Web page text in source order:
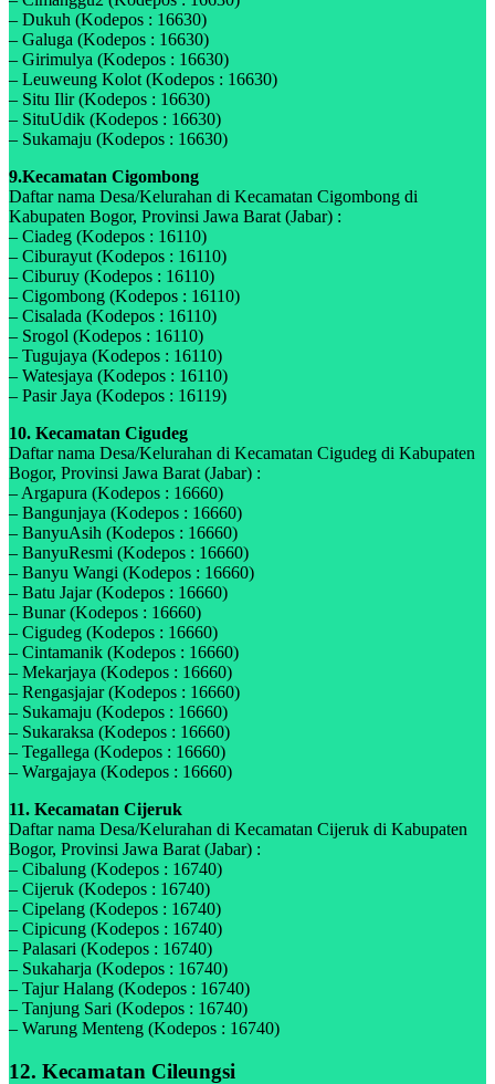
– Dukuh (Kodepos : 16630)
– Galuga (Kodepos : 16630)
– Girimulya (Kodepos : 16630)
– Leuweung Kolot (Kodepos : 16630)
– Situ Ilir (Kodepos : 16630)
– SituUdik (Kodepos : 16630)
– Sukamaju (Kodepos : 16630)
9.Kecamatan Cigombong
Daftar nama Desa/Kelurahan di Kecamatan Cigombong di
Kabupaten Bogor, Provinsi Jawa Barat (Jabar) :
– Ciadeg (Kodepos : 16110)
– Ciburayut (Kodepos : 16110)
– Ciburuy (Kodepos : 16110)
– Cigombong (Kodepos : 16110)
– Cisalada (Kodepos : 16110)
– Srogol (Kodepos : 16110)
– Tugujaya (Kodepos : 16110)
– Watesjaya (Kodepos : 16110)
– Pasir Jaya (Kodepos : 16119)
10. Kecamatan Cigudeg
Daftar nama Desa/Kelurahan di Kecamatan Cigudeg di Kabupaten
Bogor, Provinsi Jawa Barat (Jabar) :
– Argapura (Kodepos : 16660)
– Bangunjaya (Kodepos : 16660)
– BanyuAsih (Kodepos : 16660)
– BanyuResmi (Kodepos : 16660)
– Banyu Wangi (Kodepos : 16660)
– Batu Jajar (Kodepos : 16660)
– Bunar (Kodepos : 16660)
– Cigudeg (Kodepos : 16660)
– Cintamanik (Kodepos : 16660)
– Mekarjaya (Kodepos : 16660)
– Rengasjajar (Kodepos : 16660)
– Sukamaju (Kodepos : 16660)
– Sukaraksa (Kodepos : 16660)
– Tegallega (Kodepos : 16660)
– Wargajaya (Kodepos : 16660)
11. Kecamatan Cijeruk
Daftar nama Desa/Kelurahan di Kecamatan Cijeruk di Kabupaten
Bogor, Provinsi Jawa Barat (Jabar) :
– Cibalung (Kodepos : 16740)
– Cijeruk (Kodepos : 16740)
– Cipelang (Kodepos : 16740)
– Cipicung (Kodepos : 16740)
– Palasari (Kodepos : 16740)
– Sukaharja (Kodepos : 16740)
– Tajur Halang (Kodepos : 16740)
– Tanjung Sari (Kodepos : 16740)
– Warung Menteng (Kodepos : 16740)
12. Kecamatan Cileungsi